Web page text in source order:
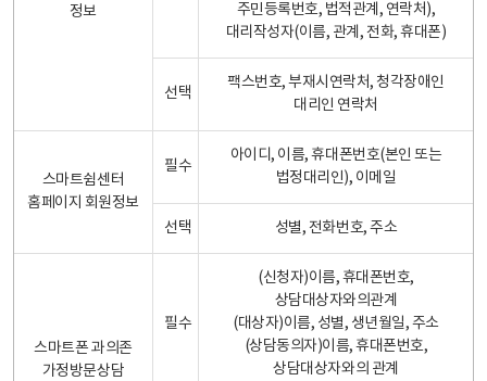
정보
주민등록번호, 법적관계, 연락처),
대리작성자(이름, 관계, 전화, 휴대폰)
선택
팩스번호, 부재시연락처, 청각장애인
대리인 연락처
스마트쉼센터
홈페이지 회원정보
필수
아이디, 이름, 휴대폰번호(본인 또는
법정대리인), 이메일
선택 성별, 전화번호, 주소
스마트폰 과의존
가정방문상담
필수
(신청자)이름, 휴대폰번호,
상담대상자와의관계
(대상자)이름, 성별, 생년월일, 주소
(상담동의자)이름, 휴대폰번호,
상담대상자와의 관계